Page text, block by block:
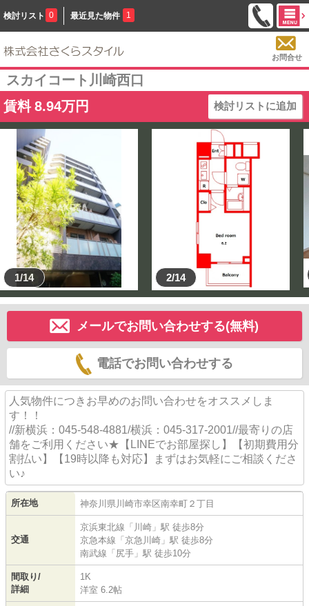
検討リスト 0 最近見た物件 1
お問合せ
スカイコート川崎西口
賃料 8.94万円 検討リストに追加
1/14 2/14
メールでお問い合わせする(無料)
電話でお問い合わせする
人気物件につきお早めのお問い合わせをオススメしま
す！！
//新横浜：045-548-4881/横浜：045-317-2001//最寄りの店
舗をご利用ください★【LINEでお部屋探し】【初期費用分
割払い】【19時以降も対応】まずはお気軽にご相談くださ
い♪
所在地 神奈川県 川崎市幸区南幸町 ２丁目
交通
京浜東北線 「 川崎 」駅 徒歩8分
京急本線 「 京急川崎 」駅 徒歩8分
南武線 「 尻手 」駅 徒歩10分
間取り/
詳細
1K
洋室 6.2帖